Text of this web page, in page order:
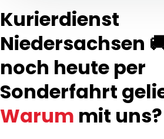
Kurierdienst
Niedersachsen
noch heute per
Sonderfahrt
Warum mit uns?